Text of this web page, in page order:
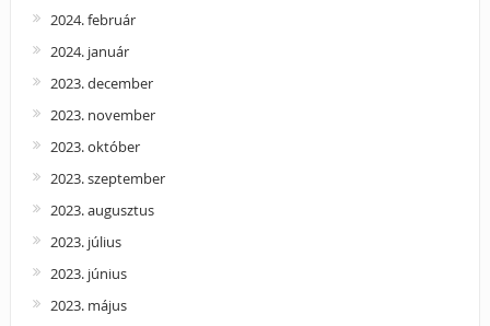
2024. február
2024. január
2023. december
2023. november
2023. október
2023. szeptember
2023. augusztus
2023. július
2023. június
2023. május